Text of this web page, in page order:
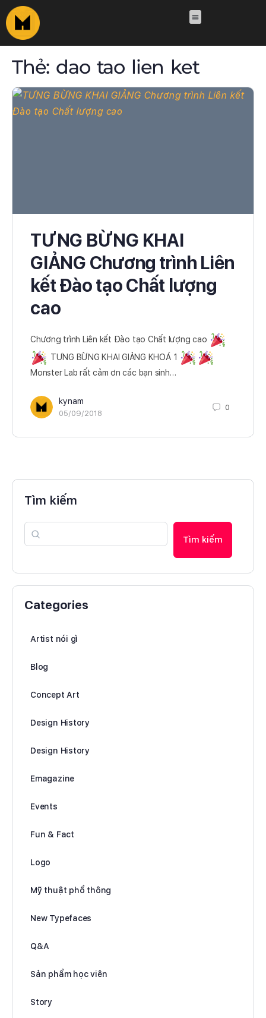
Thẻ: dao tao lien ket
TƯNG BỪNG KHAI
GIẢNG Chương trình Liên
kết Đào tạo Chất lượng
cao
Chương trình Liên kết Đào tạo Chất lượng cao
TƯNG BỪNG KHAI GIẢNG KHOÁ 1
Monster Lab rất cảm ơn các bạn sinh…
kynam
05/09/2018
0
Tìm kiếm
Tìm kiếm
Categories
Artist nói gì
Blog
Concept Art
Design History
Design History
Emagazine
Events
Fun & Fact
Logo
Mỹ thuật phổ thông
New Typefaces
Q&A
Sản phẩm học viên
Story